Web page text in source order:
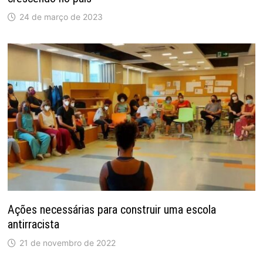
24 de março de 2023
Ações necessárias para construir uma escola
antirracista
21 de novembro de 2022